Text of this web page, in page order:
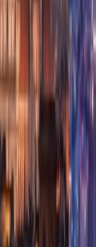
viaje más suave.
e redimirlas en varios
adición, la aerolínea
usted será una buena
Preguntas frecuentes
Para acceder a la
querido, puede
diferentes por una
Cuanto cuesta para
Para transferir las
por cada milla y $30
los impuestos y
¿Cómo puedo comprar